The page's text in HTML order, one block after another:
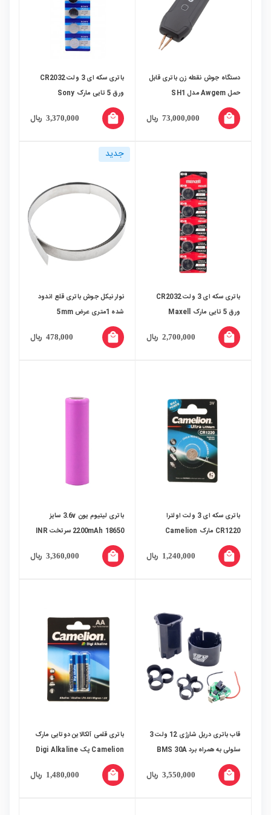
دستگاه جوش نقطه زن باتری قابل
حمل Awgem مدل SH1
73,000,000 ریال local_mall
باتری سکه ای 3 ولت CR2032
ورق 5 تایی مارک Sony
3,370,000 ریال local_mall
باتری سکه ای 3 ولت CR2032
ورق 5 تایی مارک Maxell
2,700,000 ریال local_mall
جدید
نوار نیکل جوش باتری قلع اندود
شده 1متری عرض 5mm
478,000 ریال local_mall
باتری سکه ای 3 ولت اولترا
CR1220 مارک Camelion
1,240,000 ریال local_mall
باتری لیتیوم یون 3.6v سایز
18650 2200mAh سرتخت INR
صبا
3,360,000 ریال local_mall
قاب باتری دریل شارژی 12 ولت 3
سلولی به همراه برد BMS 30A
مدل B-Type
3,550,000 ریال local_mall
باتری قلمی آلکالاین دوتایی مارک
Camelion پک Digi Alkaline
1,480,000 ریال local_mall